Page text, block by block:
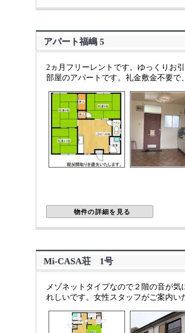
アパート福嶋 5
2ヵ月フリーレントです。ゆっくりお
部屋のアパートです。礼金敷金不要で
物件の詳細を見る
Mi-CASA荘 1号
メゾネットタイプなので２階の音が
れしいです。女性スタッフがご案内い